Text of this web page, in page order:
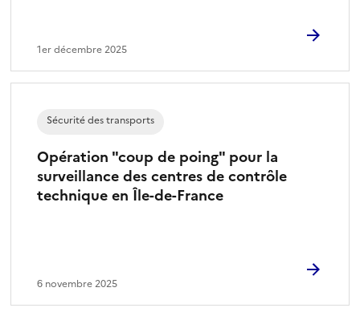
1er décembre 2025
Opération "coup de poing" pour la
surveillance des centres de contrôle
technique en Île-de-France
Sécurité des transports
6 novembre 2025